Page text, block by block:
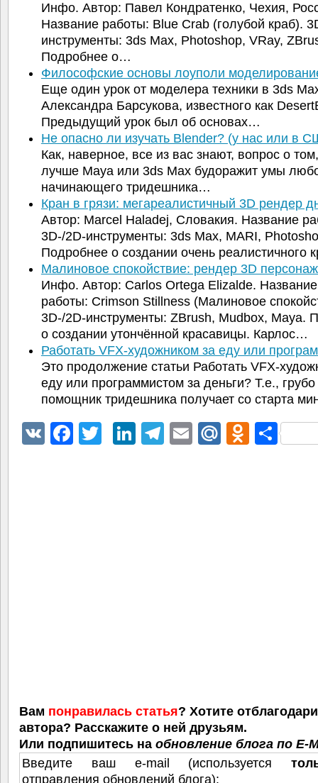
Инфо. Автор: Павел Кондратенко, Чехия,
Название работы: Blue Crab (голубой краб).
инструменты: 3ds Max, Photoshop, VRay,
Подробнее о…
Философские основы лоуполи
Еще один урок от моделера техники в 3ds
Александра Барсукова, известного как
Предыдущий урок был об основах…
Не опасно ли изучать Blender? (у нас или в
Как, наверное, все из вас знают, вопрос о
лучше Maya или 3ds Max будоражит умы
начинающего тридешника…
Кран в грязи: мегареалистичный 3D рендер
Автор: Marcel Haladej, Словакия. Название
3D-/2D-инструменты: 3ds Max, MARI,
Подробнее о создании очень реалистичного
Малиновое спокойствие: рендер 3D
Инфо. Автор: Carlos Ortega Elizalde. Название
работы: Crimson Stillness (Малиновое
3D-/2D-инструменты: ZBrush, Mudbox, Maya.
о создании утончённой красавицы. Карлос…
Работать VFX-художником за еду или
Это продолжение статьи Работать VFX-
еду или программистом за деньги? Т.е., грубо
помощник тридешника получает со старта
VK Facebook
TwitterLinkedIn
Telegram
EmailMail.Ru
Вам понравилась статья? Хотите
автора? Расскажите о ней друзьям.
Или подпишитесь на обновление блога по E-
Введите ваш e-mail (используется
отправления обновлений блога):